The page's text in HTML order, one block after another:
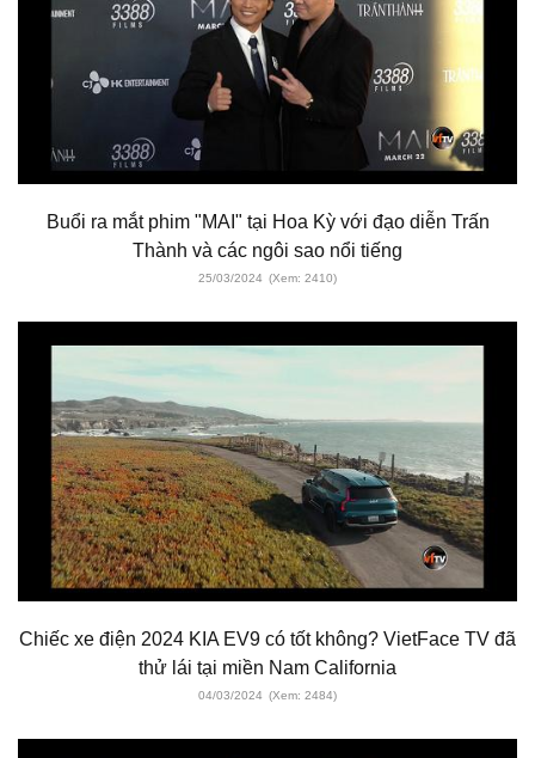
Buổi ra mắt phim "MAI" tại Hoa Kỳ với đạo diễn Trấn
Thành và các ngôi sao nổi tiếng
25/03/2024 (Xem: 2410)
Chiếc xe điện 2024 KIA EV9 có tốt không? VietFace TV đã
thử lái tại miền Nam California
04/03/2024 (Xem: 2484)